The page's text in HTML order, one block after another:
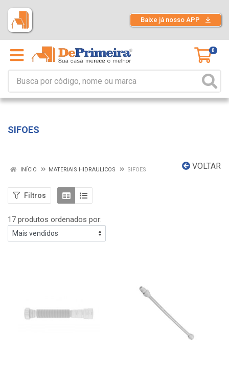
Baixe já nosso APP
0
SIFOES
VOLTAR
INÍCIO MATERIAIS HIDRAULICOS SIFOES
Filtros
17 produtos ordenados por: